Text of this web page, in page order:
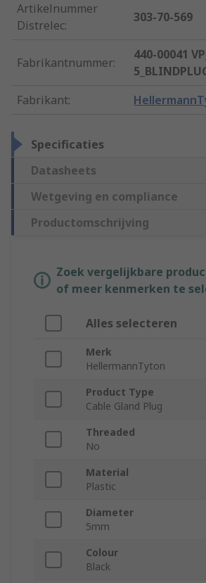
Artikelnummer
Distrelec:
303-70-569
Fabrikantnummer:
440-00041
Fabrikant:
Specificaties
Datasheets
Wetgeving en compliance
Productomschrijving
Zoek vergelijkbare
of meer kenmerken te
Alles selecteren
Merk
HellermannTyton
Product Type
Cable Gland Plug
Threaded
No
Material
Plastic
Diameter
5mm
Colour
Black